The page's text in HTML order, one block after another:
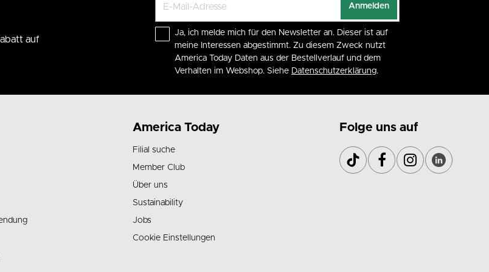
auf
Anmelden
Ja, ich melde mich für den Newsletter an. Dieser ist auf
meine Interessen abgestimmt. Zu diesem Zweck nutzt
America Today Daten aus der Bestellverlauf und dem
Verhalten im Webshop. Siehe Datenschutzerklärung.
America Today
Filial suche
Member Club
Über uns
Sustainability
Jobs
Cookie Einstellungen
Folge uns auf